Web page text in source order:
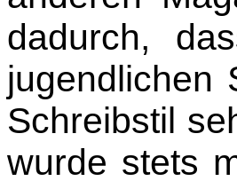
dadurch,
jugendlichen
Schreibstil
wurde stets